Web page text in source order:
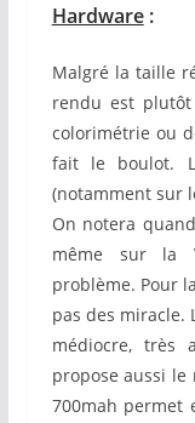
Hardware:
Malgré la taille
rendu est
colorimétrie ou
fait le boulot.
(notamment sur
On notera
même sur la
problème. Pour
pas des miracle.
médiocre, très
propose aussi
700mah permet